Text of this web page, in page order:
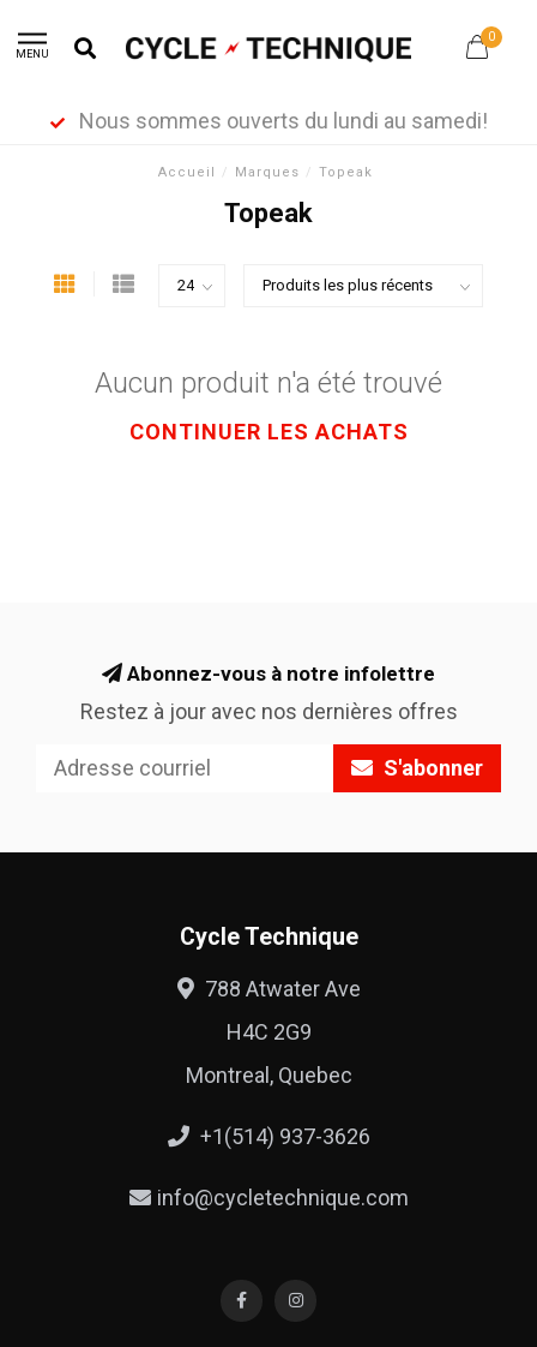
MENU
0
Nous sommes ouverts du lundi au samedi!
Accueil / Marques / Topeak
Topeak
Aucun produit n'a été trouvé
CONTINUER LES ACHATS
Abonnez-vous à notre infolettre
Restez à jour avec nos dernières offres
S'abonner
Cycle Technique
788 Atwater Ave
H4C 2G9
Montreal, Quebec
+1(514) 937-3626
info@cycletechnique.com